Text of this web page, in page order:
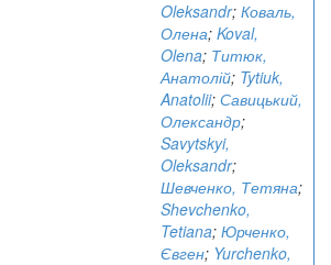
Oleksandr; Коваль,
Олена; Koval,
Olena; Титюк,
Анатолій; Tytiuk,
Anatolii; Савицький,
Олександр;
Savytskyi,
Oleksandr;
Шевченко, Тетяна;
Shevchenko,
Tetiana; Юрченко,
Євген; Yurchenko,